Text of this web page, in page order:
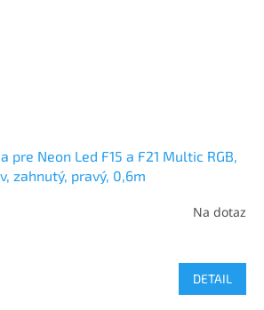
pre Neon Led F15 a F21 Multic RGB,
zahnutý, pravý, 0,6m
Na dotaz
DETAIL